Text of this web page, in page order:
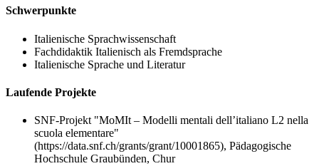
Schwerpunkte
Italienische Sprachwissenschaft
Fachdidaktik Italienisch als Fremdsprache
Italienische Sprache und Literatur
Laufende Projekte
SNF-Projekt "MoMIt – Modelli mentali dell’italiano L2 nella
scuola elementare"
(https://data.snf.ch/grants/grant/10001865), Pädagogische
Hochschule Graubünden, Chur